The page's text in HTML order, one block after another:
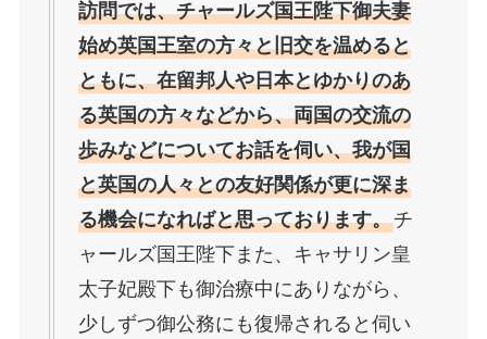
訪問では、チャールズ国王陛下御夫妻
始め英国王室の方々と旧交を温めると
ともに、在留邦人や日本とゆかりのあ
る英国の方々などから、両国の交流の
歩みなどについてお話を伺い、我が国
と英国の人々との友好関係が更に深ま
る機会になればと思っております。チ
ャールズ国王陛下また、キャサリン皇
太子妃殿下も御治療中にありながら、
少しずつ御公務にも復帰されると伺い